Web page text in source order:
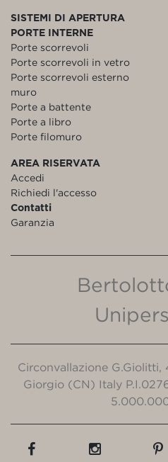
SISTEMI DI APERTURA
PORTE INTERNE
Porte scorrevoli
Porte scorrevoli in vetro
Porte scorrevoli esterno
muro
Porte a battente
Porte a libro
Porte filomuro
AREA RISERVATA
Accedi
Richiedi l'accesso
Contatti
Garanzia
Circonvallazione G.Giolitti,
Giorgio (CN) Italy